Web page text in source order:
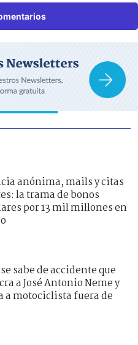
anónima, mails y citas
la trama de bonos
por 13 mil millones en
sabe de accidente que
a José Antonio Neme y
a motociclista fuera de